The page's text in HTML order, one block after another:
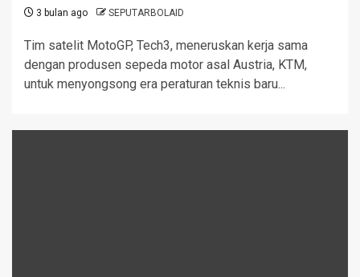
3 bulan ago SEPUTARBOLAID
Tim satelit MotoGP, Tech3, meneruskan kerja sama
dengan produsen sepeda motor asal Austria, KTM,
untuk menyongsong era peraturan teknis baru...